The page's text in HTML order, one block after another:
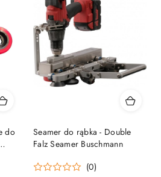
do
Seamer do rąbka - Double
Falz Seamer Buschmann
(0)